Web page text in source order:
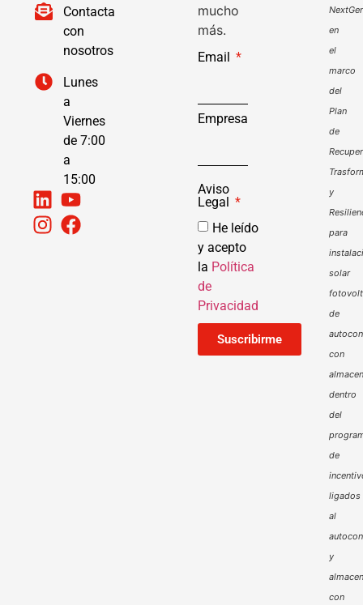
Contacta
con
nosotros
Lunes
a
Viernes
de 7:00
a
15:00
mucho
más.
Email
Empresa
Aviso
Legal
He leído
y acepto
la Política
de
Privacidad
Suscribirme
en
el
marco
del
Plan
de
y
para
solar
de
con
dentro
del
de
ligados
al
y
con